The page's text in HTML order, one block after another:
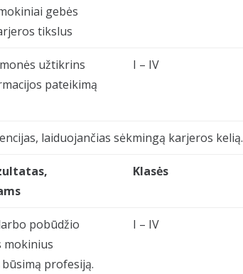
gebės
tikslus
užtikrins
pateikimą
I – IV
laiduojančias sėkmingą karjeros kelią.
Klasės
pobūdžio
mokinius
profesiją.
I – IV